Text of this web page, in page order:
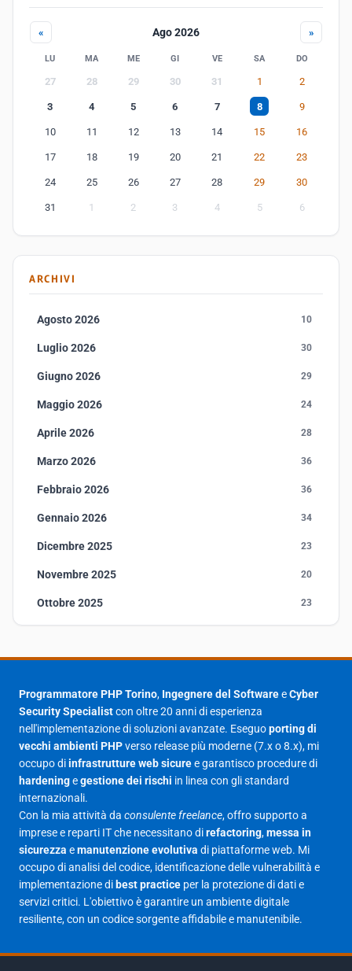
« Ago 2026 »
LU MA ME GI VE SA DO
27 28 29 30 31 1 2
3 4 5 6 7 8 9
10 11 12 13 14 15 16
17 18 19 20 21 22 23
24 25 26 27 28 29 30
31 1 2 3 4 5 6
ARCHIVI
Agosto 2026 10
Luglio 2026 30
Giugno 2026 29
Maggio 2026 24
Aprile 2026 28
Marzo 2026 36
Febbraio 2026 36
Gennaio 2026 34
Dicembre 2025 23
Novembre 2025 20
Ottobre 2025 23
Agosto 2025 1
23
Giugno 2025
Maggio 2025 27
Aprile 2025
Marzo 2025
Febbraio 2025 17
Gennaio 2025
Giugno 2023
Maggio 2023
Programmatore PHP Torino, Ingegnere del SoftwareeCyber
Security Specialistcon oltre 20 anni di esperienza
nell'implementazione di soluzioni avanzate. Eseguoporting di
vecchi ambienti PHPverso release più moderne (7.x o 8.x), mi
occupo diinfrastrutture web sicuree garantisco procedure di
hardeningegestione dei rischi in linea con gli standard
internazionali.
Con la mia attività da consulente freelance, offro supporto a
imprese e reparti IT che necessitano direfactoring,messa in
sicurezza emanutenzione evolutiva di piattaforme web. Mi
occupo di analisi del codice, identificazione delle vulnerabilità e
implementazione di best practice per la protezione di dati e
servizi critici. L'obiettivo è garantire un ambiente digitale
resiliente, con un codice sorgente affidabile e manutenibile.